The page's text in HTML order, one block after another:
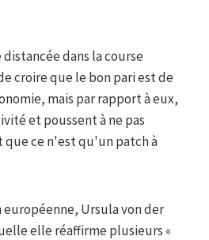
dans la course
croire que le bon pari est de
mais par rapport à eux,
et poussent à ne pas
que ce n'est qu'un patch à
Ursula von der
elle réaffirme plusieurs «